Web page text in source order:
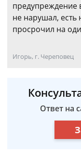
предупреждение
не нарушал,
просрочил на
Игорь, г. Череповец
Ответ на